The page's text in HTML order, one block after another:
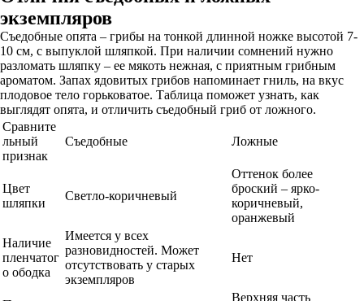
экземпляров
Съедобные опята – грибы на тонкой длинной ножке высотой 7-
10 см, с выпуклой шляпкой. При наличии сомнений нужно
разломать шляпку – ее мякоть нежная, с приятным грибным
ароматом. Запах ядовитых грибов напоминает гниль, на вкус
плодовое тело горьковатое. Таблица поможет узнать, как
выглядят опята, и отличить съедобный гриб от ложного.
Сравните
льный
признак
Съедобные Ложные
Цвет
шляпки
Светло-коричневый
Оттенок более
броский – ярко-
коричневый,
оранжевый
Наличие
пленчатог
о ободка
Имеется у всех
разновидностей. Может
отсутствовать у старых
экземпляров
Нет
Верхняя часть